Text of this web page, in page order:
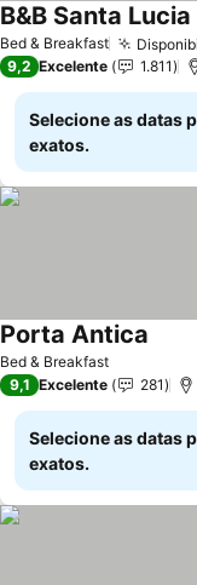
Bed & Breakfast
B&B Santa Lucia
9,2 Excelente 1.811
Selecione as datas
exatos.
Bed & Breakfast
Porta Antica
9,1 Excelente 281
Selecione as datas
exatos.